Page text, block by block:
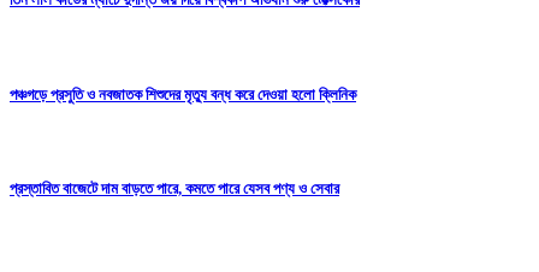
পঞ্চগড়ে প্রসুতি ও নবজাতক শিশুদের মৃত্যু বন্ধ করে দেওয়া হলো ক্লিনিক
প্রস্তাবিত বাজেটে দাম বাড়তে পারে, কমতে পারে যেসব পণ্য ও সেবার